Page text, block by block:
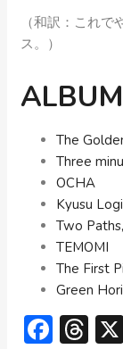
（和訳：これ
ス。）
The
Three
OCHA
Kyusu
Two
TEMOMI
The First
Green